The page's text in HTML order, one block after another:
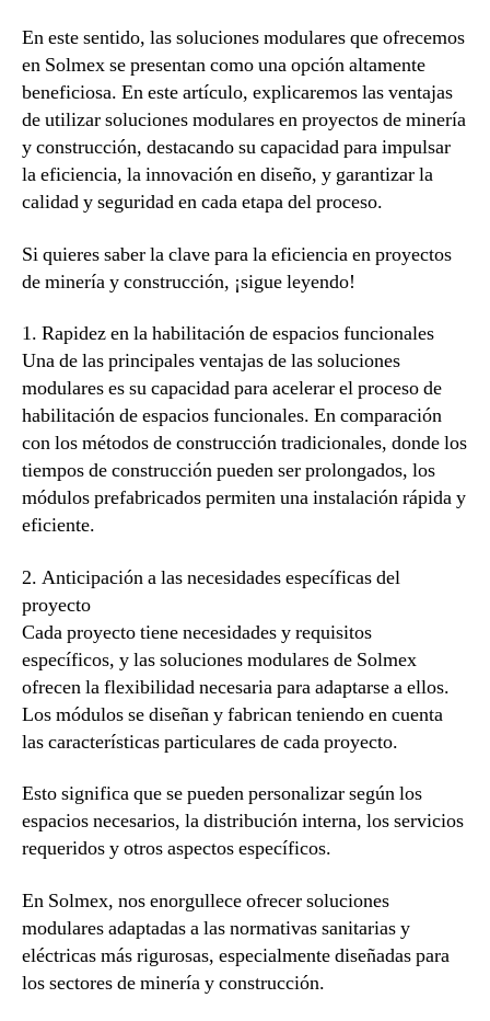
En este sentido, las soluciones modulares que ofrecemos
en Solmex se presentan como una opción altamente
beneficiosa. En este artículo, explicaremos las ventajas
de utilizar soluciones modulares en proyectos de minería
y construcción, destacando su capacidad para impulsar
la eficiencia, la innovación en diseño, y garantizar la
calidad y seguridad en cada etapa del proceso.
Si quieres saber la clave para la eficiencia en proyectos
de minería y construcción, ¡sigue leyendo!
1. Rapidez en la habilitación de espacios funcionales
Una de las principales ventajas de las soluciones
modulares es su capacidad para acelerar el proceso de
habilitación de espacios funcionales. En comparación
con los métodos de construcción tradicionales, donde los
tiempos de construcción pueden ser prolongados, los
módulos prefabricados permiten una instalación rápida y
eficiente.
2. Anticipación a las necesidades específicas del
proyecto
Cada proyecto tiene necesidades y requisitos
específicos, y las soluciones modulares de Solmex
ofrecen la flexibilidad necesaria para adaptarse a ellos.
Los módulos se diseñan y fabrican teniendo en cuenta
las características particulares de cada proyecto.
Esto significa que se pueden personalizar según los
espacios necesarios, la distribución interna, los servicios
requeridos y otros aspectos específicos.
En Solmex, nos enorgullece ofrecer soluciones
modulares adaptadas a las normativas sanitarias y
eléctricas más rigurosas, especialmente diseñadas para
los sectores de minería y construcción.